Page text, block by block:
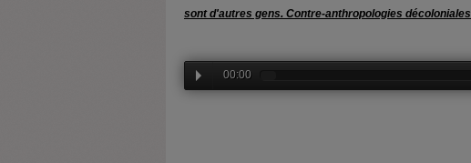
sont d'autres gens. Contre-anthropologies décoloniales
00:00